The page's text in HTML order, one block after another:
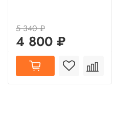
5 340 ₽
4 800 ₽